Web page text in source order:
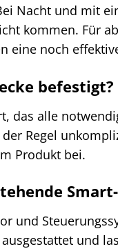
Nacht und mit
kommen. Für
eine noch
befestigt?
das alle
Regel
Produkt bei.
und
und